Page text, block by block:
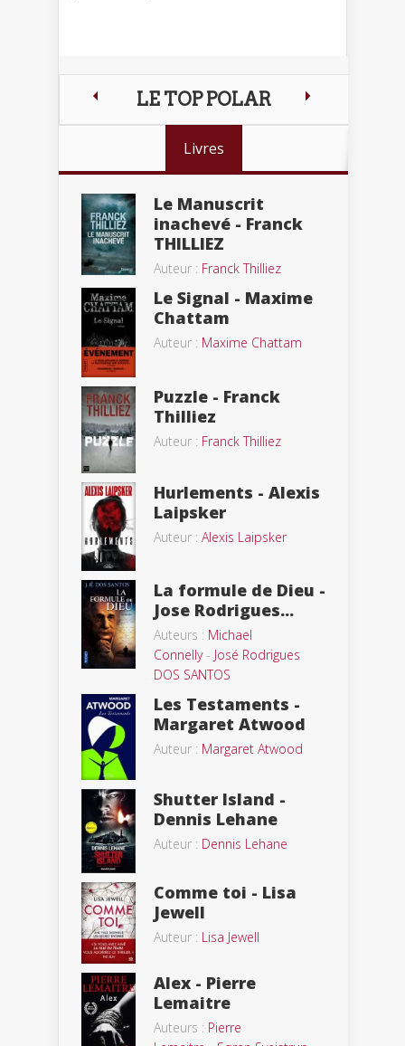
LE TOP POLAR
Livres
Le Manuscrit
inachevé - Franck
THILLIEZ
Auteur : Franck Thilliez
Le Signal - Maxime
Chattam
Auteur : Maxime Chattam
Puzzle - Franck
Thilliez
Auteur : Franck Thilliez
Hurlements - Alexis
Laipsker
Auteur : Alexis Laipsker
La formule de Dieu -
Jose Rodrigues...
Auteurs : Michael
Connelly- José Rodrigues
DOS SANTOS
Les Testaments -
Margaret Atwood
Auteur : Margaret Atwood
Shutter Island -
Dennis Lehane
Auteur : Dennis Lehane
Comme toi - Lisa
Jewell
Auteur : Lisa Jewell
Alex - Pierre
Lemaitre
Auteurs : Pierre